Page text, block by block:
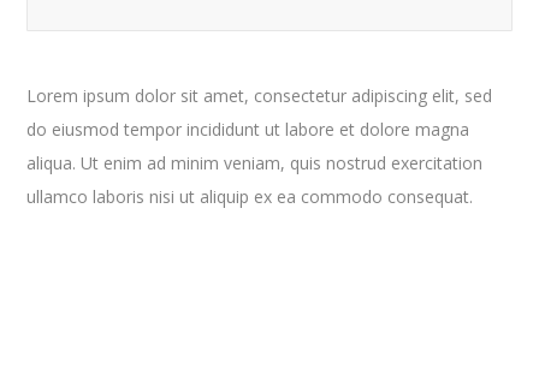
Lorem ipsum dolor sit amet, consectetur adipiscing elit, sed
do eiusmod tempor incididunt ut labore et dolore magna
aliqua. Ut enim ad minim veniam, quis nostrud exercitation
ullamco laboris nisi ut aliquip ex ea commodo consequat.